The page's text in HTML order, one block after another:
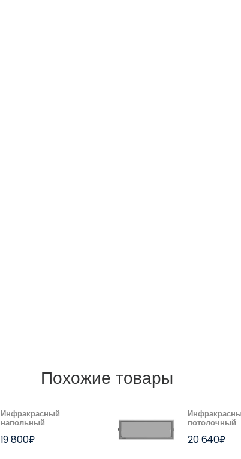
Похожие товары
Инфракрасный
напольный
ThermoUp FLOOR Эйр
19 800₽
потолочный
ThermoUp
20 640₽